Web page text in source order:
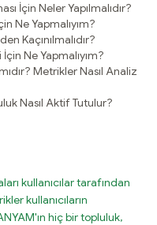
İçin Neler Yapılmalıdır?
Ne Yapmalıyım?
Kaçınılmalıdır?
Ne Yapmalıyım?
Metrikler Nasıl Analiz
Nasıl Aktif Tutulur?
kullanıcılar tarafından
kullanıcıların
hiç bir topluluk,